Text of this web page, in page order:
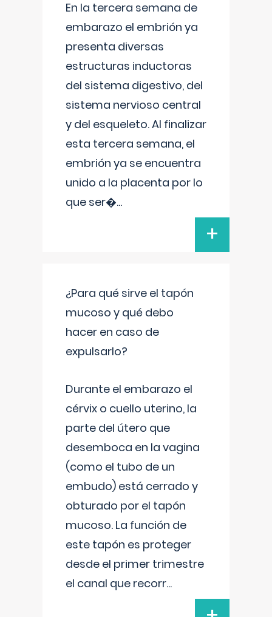
En la tercera semana de
embarazo el embrión ya
presenta diversas
estructuras inductoras
del sistema digestivo, del
sistema nervioso central
y del esqueleto. Al finalizar
esta tercera semana, el
embrión ya se encuentra
unido a la placenta por lo
que ser�...
+
¿Para qué sirve el tapón
mucoso y qué debo
hacer en caso de
expulsarlo?
Durante el embarazo el
cérvix o cuello uterino, la
parte del útero que
desemboca en la vagina
(como el tubo de un
embudo) está cerrado y
obturado por el tapón
mucoso. La función de
este tapón es proteger
desde el primer trimestre
el canal que recorr...